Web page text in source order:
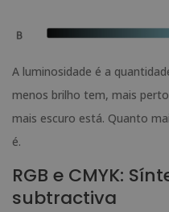
A luminosidade é a
menos brilho tem, mais
mais escuro está. Quanto
é.
RGB e CMYK:
subtractiva